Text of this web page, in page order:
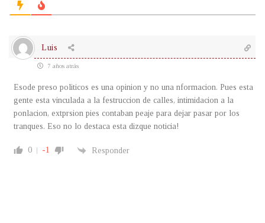
Luis
7 años atrás
Esode preso politicos es una opinion y no una nformacion. Pues esta
gente esta vinculada a la festruccion de calles, intimidacion a la
ponlacion, extprsion pies contaban peaje para dejar pasar por los
tranques. Eso no lo destaca esta dizque noticia!
0 -1 Responder